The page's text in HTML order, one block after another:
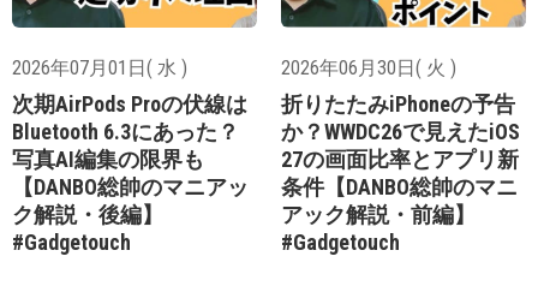
2026年07月01日( 水 )
次期AirPods Proの伏線は
Bluetooth 6.3にあった？
写真AI編集の限界も
【DANBO総帥のマニアッ
ク解説・後編】
#Gadgetouch
2026年06月30日( 火 )
折りたたみiPhoneの予告
か？WWDC26で見えたiOS
27の画面比率とアプリ新
条件【DANBO総帥のマニ
アック解説・前編】
#Gadgetouch